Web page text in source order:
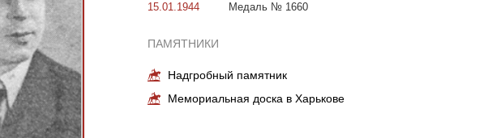
15.01.1944 Медаль № 1660
ПАМЯТНИКИ
Надгробный памятник
Мемориальная доска в Харькове